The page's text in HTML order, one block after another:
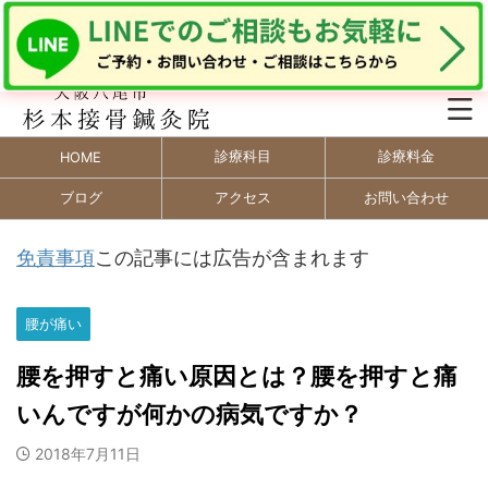
HOME 診療科目 診療料金
ブログ アクセス お問い合わせ
免責事項この記事には広告が含まれます
腰が痛い
腰を押すと痛い原因とは？腰を押すと痛
いんですが何かの病気ですか？
2018年7月11日